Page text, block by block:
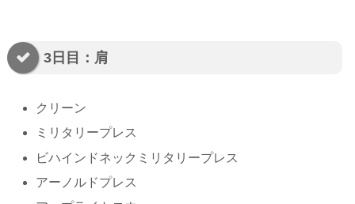
3日目：肩
クリーン
ミリタリープレス
ビハインドネックミリタリープレス
アーノルドプレス